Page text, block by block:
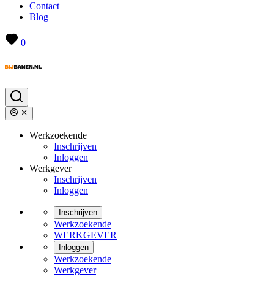
Contact
Blog
0
Werkzoekende
Inschrijven
Inloggen
Werkgever
Inschrijven
Inloggen
Inschrijven
Werkzoekende
WERKGEVER
Inloggen
Werkzoekende
Werkgever